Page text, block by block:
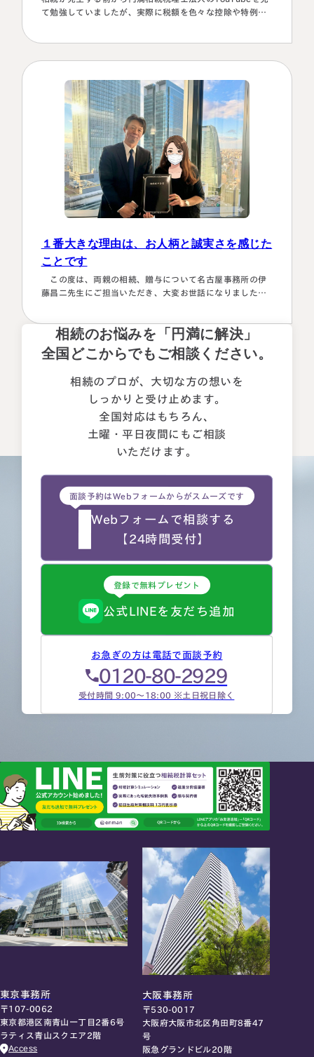
て勉強していましたが、実際に税額を色々な控除や特例を
ず、届いた書類を全部加藤先生へメールで送ってまとめあ
げて頂きました。心配で同じこと…
１番大きな理由は、お人柄と誠実さを感じた
ことです
この度は、両親の相続、贈与について名古屋事務所の伊
藤昌二先生にご担当いただき、大変お世話になりました。
ュートラルでした。 ②丁寧なご対応とわかりやすい説明で
した。 素人がわかりやすいように、わかるまで何度も教
えて下さいました。 ③お人柄と同様に、専門家として全面
相続のお悩みを「円満に解決」
全国どこからでもご相談ください。
相続のプロが、大切な方の想いを
しっかりと受け止めます。
全国対応はもちろん、
土曜・平日夜間にもご相談
いただけます。
面談予約はWebフォームからがスムーズです
Webフォームで相談する
【24時間受付】
登録で無料プレゼント
公式LINEを友だち追加
お急ぎの方は電話で面談予約
0120-80-2929
受付時間 9:00～18:00 ※土日祝日除く
東京事務所
〒107-0062
東京都港区南青山一丁目2番6号
ラティス青山スクエア2階
Access
大阪事務所
〒530-0017
大阪府大阪市北区角田町8番47
号
阪急グランドビル20階